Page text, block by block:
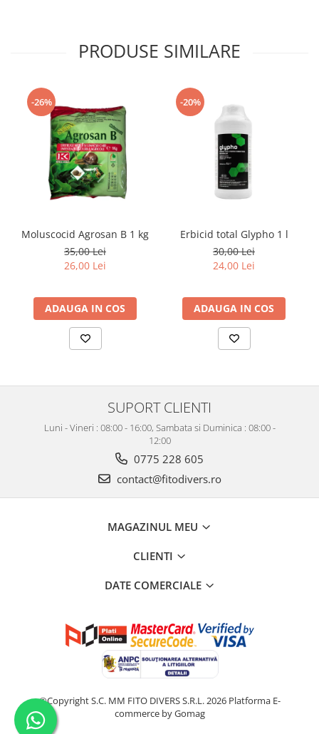
PRODUSE SIMILARE
-26%
Moluscocid Agrosan B 1 kg
35,00 Lei
26,00 Lei
ADAUGA IN COS
-20%
Erbicid total Glypho 1 l
30,00 Lei
24,00 Lei
ADAUGA IN COS
SUPORT CLIENTI
Luni - Vineri : 08:00 - 16:00, Sambata si Duminica : 08:00 -
12:00
0775 228 605
contact@fitodivers.ro
MAGAZINUL MEU
CLIENTI
DATE COMERCIALE
©Copyright S.C. MM FITO DIVERS S.R.L. 2026 Platforma E-
commerce by Gomag